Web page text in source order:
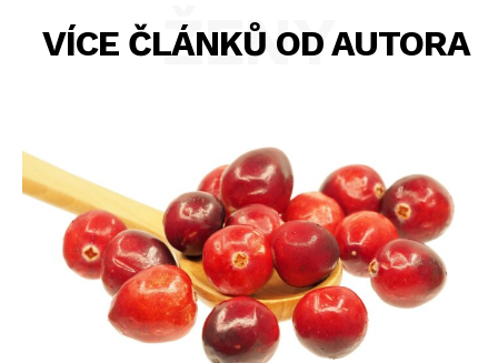
VÍCE ČLÁNKŮ OD AUTORA
ŽENY